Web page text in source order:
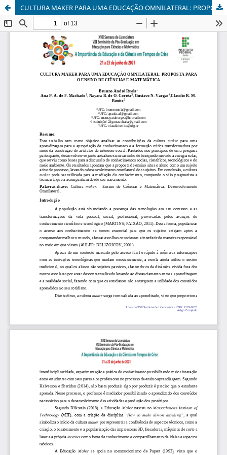
CULTURA MAKER PARA UMA EDUCAÇÃO OMNILATERAL: PROPOSTA PARA O ENSINO DE CIÊNCIAS E MATEMÁTICA